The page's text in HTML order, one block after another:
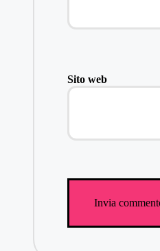
Sito web